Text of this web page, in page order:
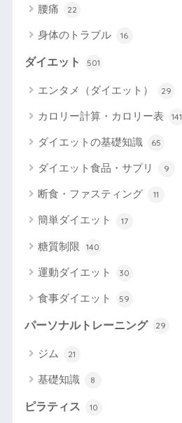
腰痛 22
身体のトラブル 16
ダイエット 501
エンタメ（ダイエット） 29
カロリー計算・カロリー表 141
ダイエットの基礎知識 65
ダイエット食品・サプリ 9
断食・ファスティング 11
簡単ダイエット 17
糖質制限 140
運動ダイエット 30
食事ダイエット 59
パーソナルトレーニング 29
ジム 21
基礎知識 8
ピラティス 10